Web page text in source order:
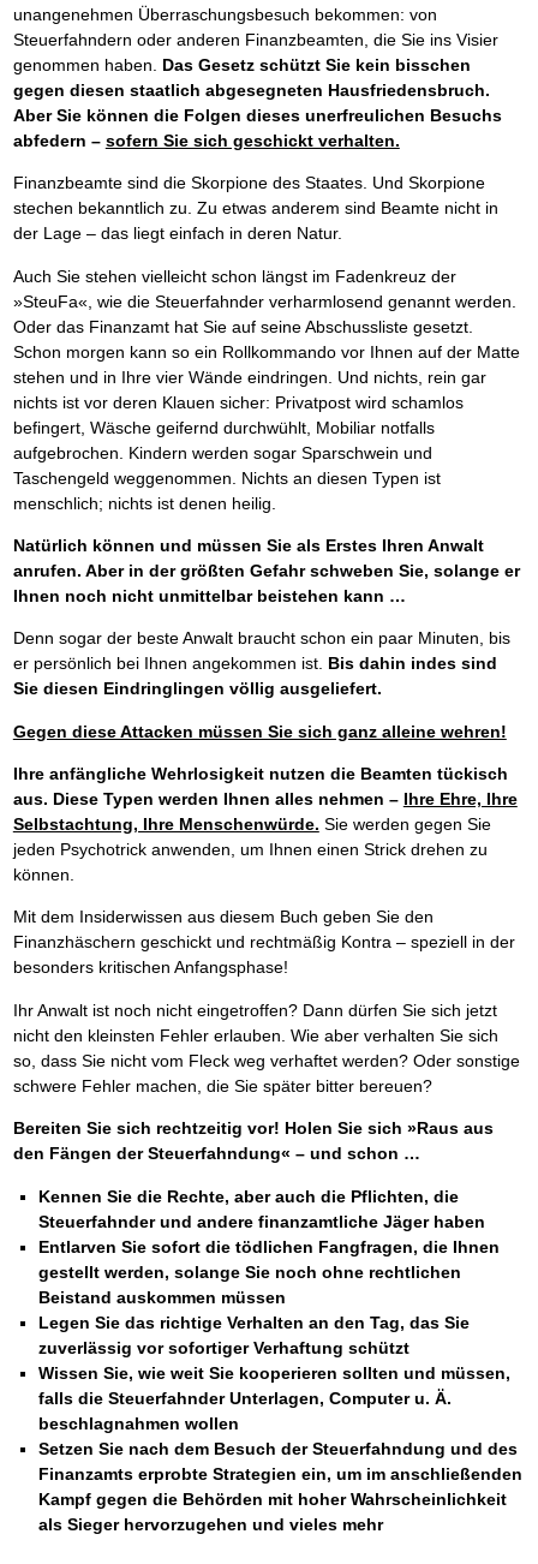
unangenehmen Überraschungsbesuch bekommen: von
Steuerfahndern oder anderen Finanzbeamten, die Sie ins Visier
genommen haben. Das Gesetz schützt Sie kein bisschen
gegen diesen staatlich abgesegneten Hausfriedensbruch.
Aber Sie können die Folgen dieses unerfreulichen Besuchs
abfedern – sofern Sie sich geschickt verhalten.
Finanzbeamte sind die Skorpione des Staates. Und Skorpione
stechen bekanntlich zu. Zu etwas anderem sind Beamte nicht in
der Lage – das liegt einfach in deren Natur.
Auch Sie stehen vielleicht schon längst im Fadenkreuz der
»SteuFa«, wie die Steuerfahnder verharmlosend genannt werden.
Oder das Finanzamt hat Sie auf seine Abschussliste gesetzt.
Schon morgen kann so ein Rollkommando vor Ihnen auf der Matte
stehen und in Ihre vier Wände eindringen. Und nichts, rein gar
nichts ist vor deren Klauen sicher: Privatpost wird schamlos
befingert, Wäsche geifernd durchwühlt, Mobiliar notfalls
aufgebrochen. Kindern werden sogar Sparschwein und
Taschengeld weggenommen. Nichts an diesen Typen ist
menschlich; nichts ist denen heilig.
Natürlich können und müssen Sie als Erstes Ihren Anwalt
anrufen. Aber in der größten Gefahr schweben Sie, solange er
Ihnen noch nicht unmittelbar beistehen kann …
Denn sogar der beste Anwalt braucht schon ein paar Minuten, bis
er persönlich bei Ihnen angekommen ist. Bis dahin indes sind
Sie diesen Eindringlingen völlig ausgeliefert.
Gegen diese Attacken müssen Sie sich ganz alleine wehren!
Ihre anfängliche Wehrlosigkeit nutzen die Beamten tückisch
aus. Diese Typen werden Ihnen alles nehmen – Ihre Ehre, Ihre
Selbstachtung, Ihre Menschenwürde. Sie werden gegen Sie
jeden Psychotrick anwenden, um Ihnen einen Strick drehen zu
können.
Mit dem Insiderwissen aus diesem Buch geben Sie den
Finanzhäschern geschickt und rechtmäßig Kontra – speziell in der
besonders kritischen Anfangsphase!
Ihr Anwalt ist noch nicht eingetroffen? Dann dürfen Sie sich jetzt
nicht den kleinsten Fehler erlauben. Wie aber verhalten Sie sich
so, dass Sie nicht vom Fleck weg verhaftet werden? Oder sonstige
schwere Fehler machen, die Sie später bitter bereuen?
Bereiten Sie sich rechtzeitig vor! Holen Sie sich »Raus aus
den Fängen der Steuerfahndung« – und schon …
Kennen Sie die Rechte, aber auch die Pflichten, die
Steuerfahnder und andere finanzamtliche Jäger haben
Entlarven Sie sofort die tödlichen Fangfragen, die Ihnen
gestellt werden, solange Sie noch ohne rechtlichen
Beistand auskommen müssen
Legen Sie das richtige Verhalten an den Tag, das Sie
zuverlässig vor sofortiger Verhaftung schützt
Wissen Sie, wie weit Sie kooperieren sollten und müssen,
falls die Steuerfahnder Unterlagen, Computer u. Ä.
beschlagnahmen wollen
Setzen Sie nach dem Besuch der Steuerfahndung und des
Finanzamts erprobte Strategien ein, um im anschließenden
Kampf gegen die Behörden mit hoher Wahrscheinlichkeit
als Sieger hervorzugehen und vieles mehr